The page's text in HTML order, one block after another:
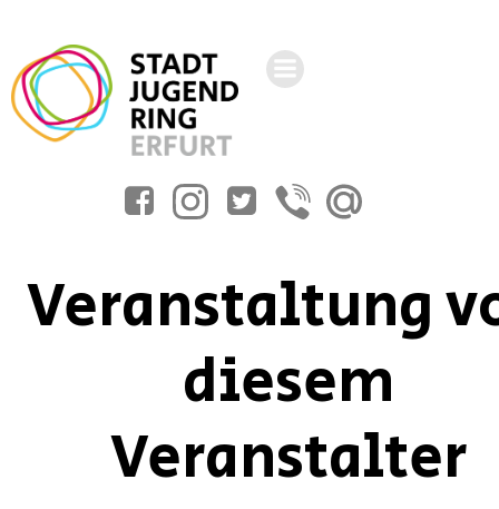
springen
Veranstaltung
diesem
Veranstalter